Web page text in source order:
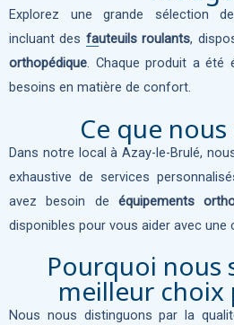
Explorez une grande sélection
incluant des fauteuils roulants,
orthopédique. Chaque produit a été
besoins en matière de confort.
Ce que
Dans notre local à Azay-le-Brulé,
exhaustive de services
avez besoin de équipements
disponibles pour vous aider avec une
Pourquoi nous
meilleur choix
Nous nous distinguons par la